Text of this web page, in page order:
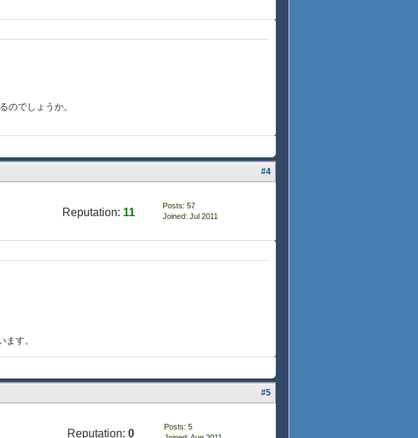
のでしょうか。
#4
Reputation: 11
Posts: 57
Joined: Jul 2011
す。
#5
Reputation: 0
Posts: 5